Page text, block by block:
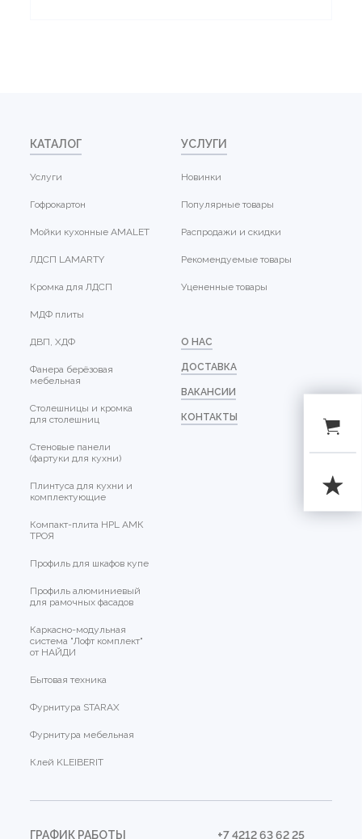
КАТАЛОГ
Услуги
Гофрокартон
Мойки кухонные AMALET
ЛДСП LAMARTY
Кромка для ЛДСП
МДФ плиты
ДВП, ХДФ
Фанера берёзовая
мебельная
Столешницы и кромка
для столешниц
Стеновые панели
(фартуки для кухни)
Плинтуса для кухни и
комплектующие
Компакт-плита HPL АМК
ТРОЯ
Профиль для шкафов купе
Профиль алюминиевый
для рамочных фасадов
Каркасно-модульная
система "Лофт комплект"
от НАЙДИ
Бытовая техника
Фурнитура STARAX
Фурнитура мебельная
Клей KLEIBERIT
УСЛУГИ
Новинки
Популярные товары
Распродажи и скидки
Рекомендуемые товары
Уцененные товары
О НАС
ДОСТАВКА
ВАКАНСИИ
КОНТАКТЫ
ГРАФИК РАБОТЫ +7 4212 63 62 25